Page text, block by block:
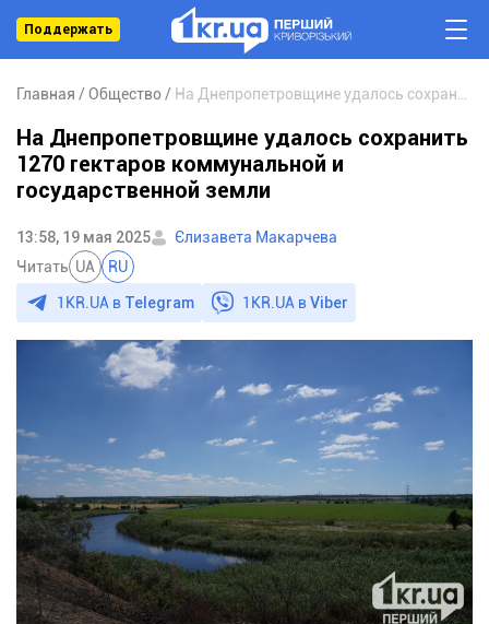
Поддержать
Главная Общество
На Днепропетровщине удалось сохранить
1270 гектаров коммунальной и
государственной земли
13:58, 19 мая 2025
Єлизавета Макарчева
Читать UA RU
1KR.UA в Telegram 1KR.UA вViber